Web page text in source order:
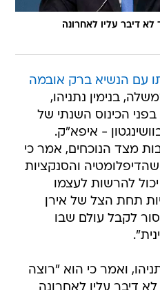
דיבר עליו לאחרונה 
עם הנשיא ברק אובמה
בנימין נתניהו,
הכינוס השנתי של
- איפא"ק.
מצד הנוכחים, אמר כי
והסנקציות
להרשות לעצמו
תחת הצל של אירן
לקבל עולם שבו
ואמר כי הוא "רוצה